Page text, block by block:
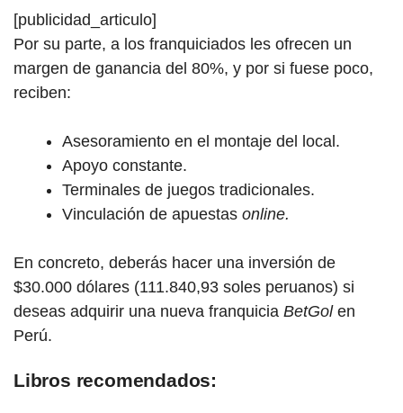
[publicidad_articulo]
Por su parte, a los franquiciados les ofrecen un
margen de ganancia del 80%, y por si fuese poco,
reciben:
Asesoramiento en el montaje del local.
Apoyo constante.
Terminales de juegos tradicionales.
Vinculación de apuestas online.
En concreto, deberás hacer una inversión de
$30.000 dólares (111.840,93 soles peruanos) si
deseas adquirir una nueva franquicia BetGol en
Perú.
Libros recomendados: